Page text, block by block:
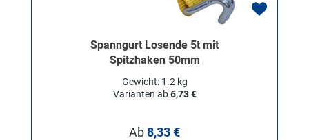
Spanngurt Losende 5t mit
Spitzhaken 50mm
Gewicht: 1.2 kg
Varianten ab6,73 €
Regulärer Preis:
Ab8,33 €